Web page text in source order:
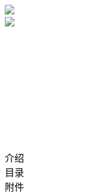
介绍
目录
附件